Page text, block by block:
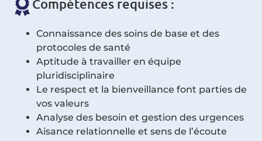
Compétences requises :
Connaissance des soins de base et des
protocoles de santé
Aptitude à travailler en équipe
pluridisciplinaire
Le respect et la bienveillance font parties de
vos valeurs
Analyse des besoin et gestion des urgences
Aisance relationnelle et sens de l’écoute